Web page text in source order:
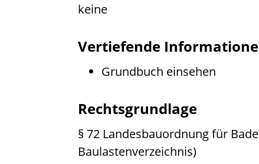
keine
Vertiefende
Grundbuch einsehen
Rechtsgrundlage
§ 72 Landesbauordnung für
Baulastenverzeichnis)